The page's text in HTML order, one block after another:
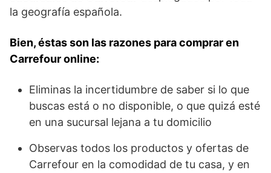
la geografía española.
Bien, éstas son las razones para comprar en
Carrefour online:
Eliminas la incertidumbre de saber si lo que
buscas está o no disponible, o que quizá esté
en una sucursal lejana a tu domicilio
Observas todos los productos y ofertas de
Carrefour en la comodidad de tu casa, y en